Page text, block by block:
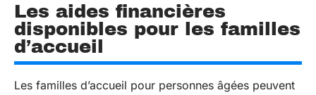
Les aides financières
disponibles pour les familles
d’accueil
Les familles d’accueil pour personnes âgées peuvent